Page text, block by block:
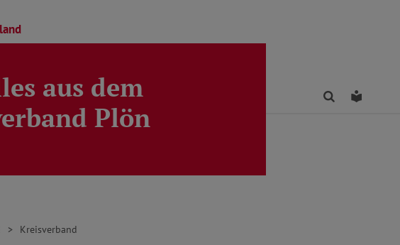
Kreisverband FindenLeichte
aus dem
Plön
Kreisverband